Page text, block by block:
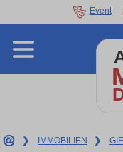
Event
❯ IMMOBILIEN ❯